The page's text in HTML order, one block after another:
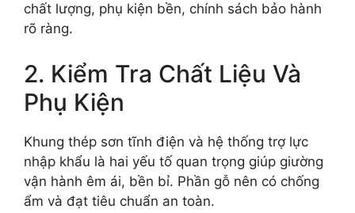
chất lượng, phụ kiện bền, chính sách bảo hành
rõ ràng.
2. Kiểm Tra Chất Liệu Và
Phụ Kiện
Khung thép sơn tĩnh điện và hệ thống trợ lực
nhập khẩu là hai yếu tố quan trọng giúp giường
vận hành êm ái, bền bỉ. Phần gỗ nên có chống
ẩm và đạt tiêu chuẩn an toàn.